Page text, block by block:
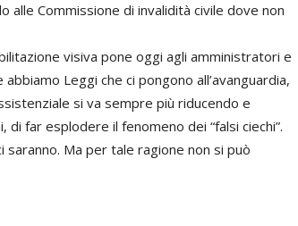
Commissione di invalidità civile dove non
visiva pone oggi agli amministratori e
Leggi che ci pongono all’avanguardia,
si va sempre più riducendo e
far esplodere il fenomeno dei “falsi ciechi”.
Ma per tale ragione non si può